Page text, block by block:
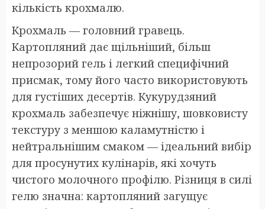
кількість крохмалю.
Крохмаль — головний гравець.
Картопляний дає щільніший, більш
непрозорий гель і легкий специфічний
присмак, тому його часто використовують
для густіших десертів. Кукурудзяний
крохмаль забезпечує ніжнішу, шовковисту
текстуру з меншою каламутністю і
нейтральнішим смаком — ідеальний вибір
для просунутих кулінарів, які хочуть
чистого молочного профілю. Різниця в силі
гелю значна: картопляний загущує